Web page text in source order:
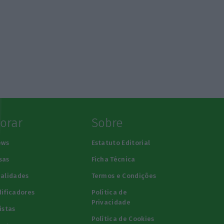
Sobre
Estatuto Editorial
Ficha Técnica
Termos e Condições
Política de
Privacidade
Política de Cookies